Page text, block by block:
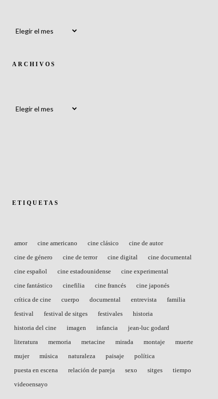
ARCHIVOS
ETIQUETAS
amor cine americano cine clásico
cine de autor
cine de género
cine de terror cine digital
cine documental
cine español
cine estadounidense
cine experimental
cine fantástico
cinefilia cine francés
cine japonés
crítica de cine
cuerpo documental entrevista
familia
festival
festival de sitges festivales
historia
historia del cine
imagen infancia
jean-luc godard
literatura
memoria metacine mirada montaje
muerte
mujer
música naturaleza paisaje
política
puesta en escena
relación de pareja sexo sitges
tiempo
videoensayo